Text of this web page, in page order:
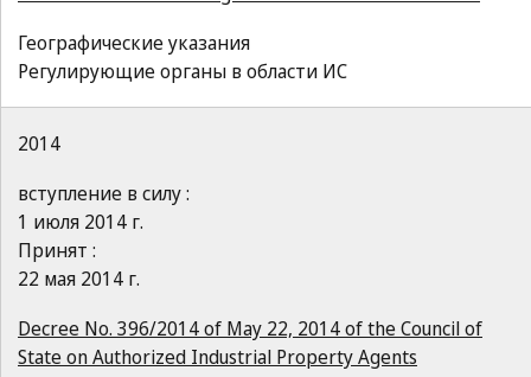
Географические указания
Регулирующие органы в области ИС
2014
вступление в силу :
1 июля 2014 г.
Принят :
22 мая 2014 г.
Decree No. 396/2014 of May 22, 2014 of the Council of
State on Authorized Industrial Property Agents